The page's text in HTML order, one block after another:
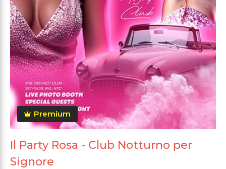
Premium
Il Party Rosa - Club Notturno per
Signore